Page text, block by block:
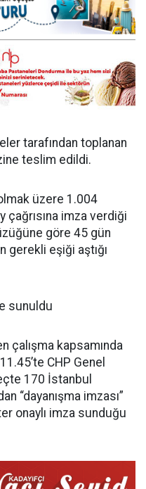
tarafından toplanan
teslim edildi.
üzere 1.004
imza verdiği
göre 45 gün
gerekli eşiği aştığı
sunuldu
çalışma kapsamında
CHP Genel
170 İstanbul
“dayanışma imzası”
onaylı imza sunduğu